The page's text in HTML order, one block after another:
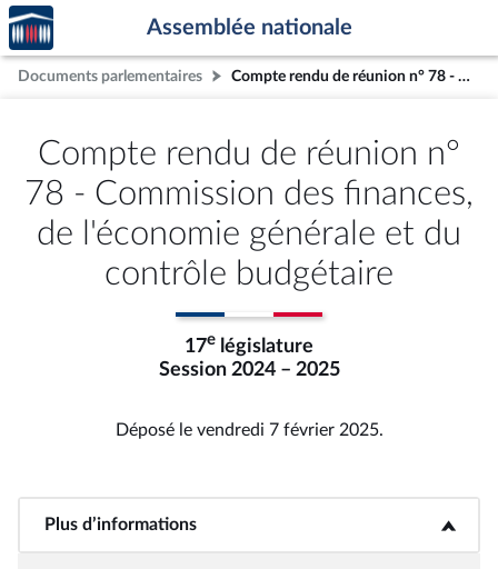
Aller au contenu
Aller en bas de la page
Accèder
à la
page
d'accueil
Assemblée nationale
Documents parlementaires Compte rendu de réunion n° 78 - Commission des finances, de l'économie générale et du contrôle budgétaire
Compte rendu de réunion n°
78 - Commission des finances,
de l'économie générale et du
contrôle budgétaire
17e législature
Session 2024 – 2025
Déposé le vendredi 7 février 2025.
Plus d’informations<b>Plus d’informations</b>